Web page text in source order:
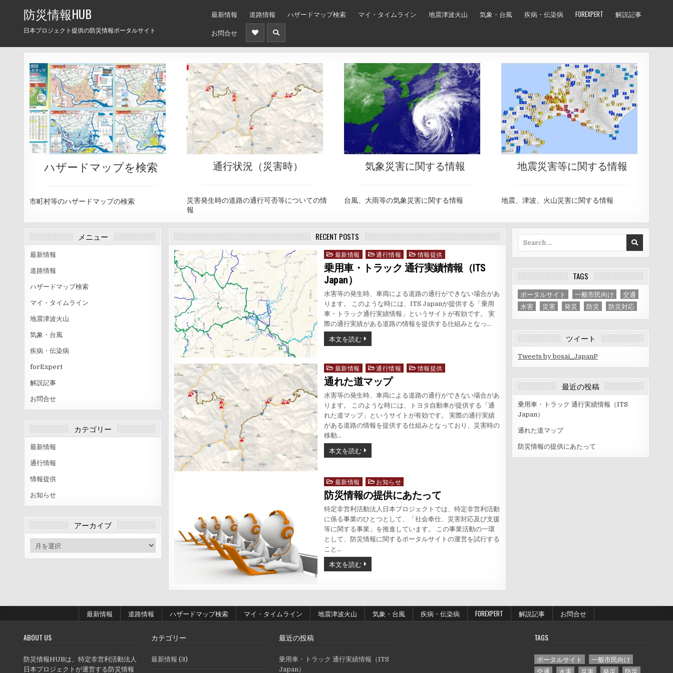
防災情報HUB
日本プロジェクト提供の防災情報ポータルサイト
最新情報 道路情報 ハザードマップ検索 マイ・タイムライン 地震津波火山 気象・台風 疾病・伝染病 FOREXPERT
解説記事
お問合せ
ハザードマップを検索
市町村等のハザードマップの検索
通行状況（災害時）
災害発生時の道路の通行可否等についての情
報
気象災害に関する情報
台風、大雨等の気象災害に関する情報
地震災害等に関する情報
地震、津波、火山災害に関する情報
メニュー
最新情報
道路情報
ハザードマップ検索
マイ・タイムライン
地震津波火山
気象・台風
疾病・伝染病
forExpert
解説記事
お問合せ
カテゴリー
最新情報
通行情報
情報提供
お知らせ
アーカイブ
ー
RECENT POSTS
Posted
in
最新情報 通行情報 情報提供
乗用車・トラック 通行実績情報（ITS
Japan）
水害等の発生時、車両による道路の通行ができない場合があ
ります。 このような時には、ITS Japanが提供する「乗用
車・トラック通行実績情報」というサイトが有効です。 実
際の通行実績がある道路の情報を提供する仕組みとなっ…
本文を読む
Posted
in
最新情報 通行情報 情報提供
通れた道マップ
水害等の発生時、車両による道路の通行ができない場合があ
ります。 このような時には、トヨタ自動車が提供する「通
れた道マップ」というサイトが有効です。 実際の通行実績
がある道路の情報を提供する仕組みとなっており、災害時の
移動…
本文を読む
Posted
in
最新情報 お知らせ
防災情報の提供にあたって
特定非営利活動法人日本プロジェクトでは、特定非営利活動
に係る事業のひとつとして、「社会奉仕、災害対応及び支援
等に関する事業」を推進しています。 この事業活動の一環
として、防災情報に関するポータルサイトの運営を試行する
こと…
本文を読む
TAGS
ポータルサイト 一般市民向け
交通
水害
災害 発災 防災 防災対応
ツイート
Tweets by bosai_JapanP
最近の投稿
乗用車・トラック 通行実績情報（ITS
Japan）
通れた道マップ
防災情報の提供にあたって
最新情報 道路情報 ハザードマップ検索 マイ・タイムライン 地震津波火山 気象・台風 疾病・伝染病 FOREXPERT 解説記事 お問合せ
ABOUT US
防災情報HUBは、特定非営利活動法人
日本プロジェクトが運営する防災情報
カテゴリー
最新情報 (3)
最近の投稿
乗用車・トラック 通行実績情報（ITS
Japan）
TAGS
ポータルサイト
一般市民向け